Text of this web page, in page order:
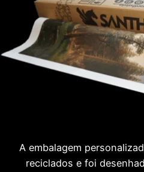
A embalagem
reciclados e foi